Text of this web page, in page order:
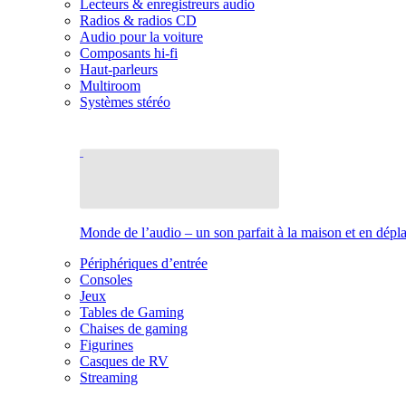
Lecteurs & enregistreurs audio
Radios & radios CD
Audio pour la voiture
Composants hi-fi
Haut-parleurs
Multiroom
Systèmes stéréo
Monde de l’audio – un son parfait à la maison et en
Périphériques d’entrée
Consoles
Jeux
Tables de Gaming
Chaises de gaming
Figurines
Casques de RV
Streaming